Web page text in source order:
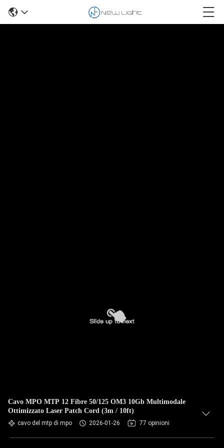
Cavo MPO MTP 12 Fibre 50/125 OM3 10Gb Multimodale
Ottimizzato Laser Patch Cord (3m / 10ft)
cavo del mtp di mpo 2026-01-26 77 opinioni